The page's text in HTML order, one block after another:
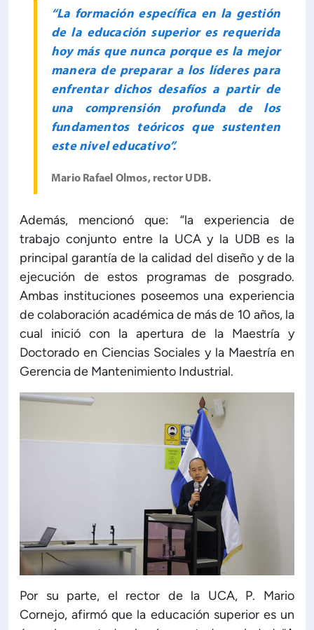
“La formación específica en la gestión
de la educación superior es requerida
hoy más que nunca porque es la mejor
manera de preparar a los líderes para
enfrentar dichos desafíos a partir de
una comprensión profunda de los
fundamentos teóricos que sustenten
este nivel educativo”.
Mario Rafael Olmos, rector UDB.
Además, mencionó que: “la experiencia de
trabajo conjunto entre la UCA y la UDB es la
principal garantía de la calidad del diseño y de la
ejecución de estos programas de posgrado.
Ambas instituciones poseemos una experiencia
de colaboración académica de más de 10 años, la
cual inició con la apertura de la Maestría y
Doctorado en Ciencias Sociales y la Maestría en
Gerencia de Mantenimiento Industrial.
Por su parte, el rector de la UCA, P. Mario
Cornejo, afirmó que la educación superior es un